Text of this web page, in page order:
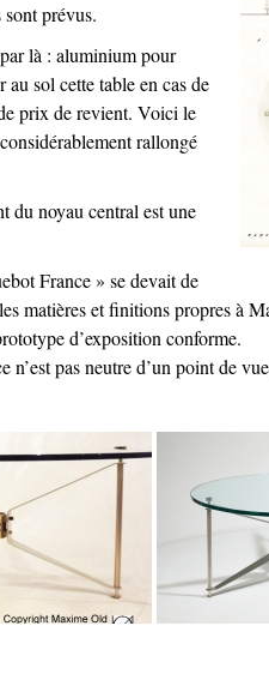
prévus.
là : aluminium pour
sol cette table en cas de
prix de revient. Voici le
rallongé
du noyau central est une
France » se devait de
matières et finitions propres à
d’exposition conforme.
pas neutre d’un point de